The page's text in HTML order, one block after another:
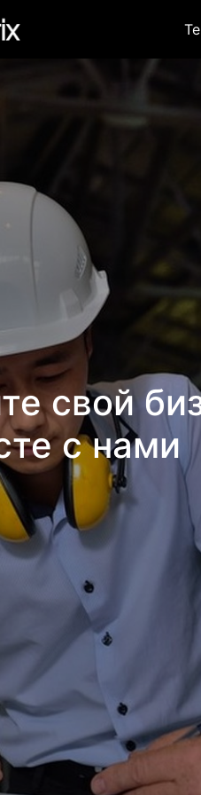
свой
с нами